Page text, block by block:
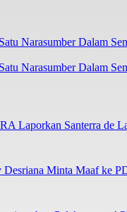
Narasumber Dalam
Laporkan Santerra de
Minta Maaf ke